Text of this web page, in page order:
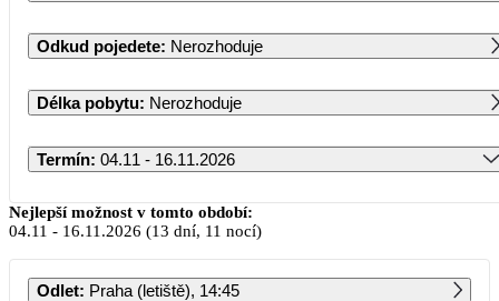
Odkud pojedete: Nerozhoduje
Délka pobytu: Nerozhoduje
Termín: 04.11 - 16.11.2026
Listopad 2026
PO ÚT ST ČT PÁ SO NE
Nejlepší možnost v tomto období:
04.11 - 16.11.2026 (13 dní, 11 nocí)
Odlet: Praha (letiště), 14:45